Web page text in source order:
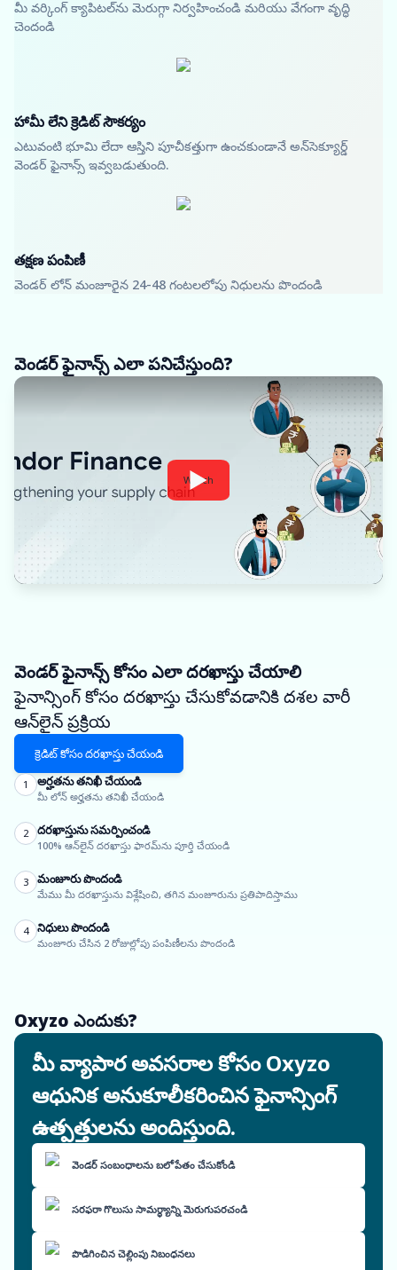
మీ వర్కింగ్ క్యాపిటల్‌ను మెరుగ్గా నిర్వహించండి మరియు వేగంగా వృద్ధి
చెందండి
హామీ లేని క్రెడిట్ సౌకర్యం
ఎటువంటి భూమి లేదా ఆస్తిని పూచీకత్తుగా ఉంచకుండానే అన్‌సెక్యూర్డ్
వెండర్ ఫైనాన్స్ ఇవ్వబడుతుంది.
తక్షణ పంపిణీ
వెండర్ లోన్ మంజూరైన 24-48 గంటలలోపు నిధులను పొందండి
వెండర్ ఫైనాన్స్ ఎలా పనిచేస్తుంది?
Watch
వెండర్ ఫైనాన్స్ కోసం ఎలా దరఖాస్తు చేయాలి
ఫైనాన్సింగ్ కోసం దరఖాస్తు చేసుకోవడానికి దశల వారీ
ఆన్‌లైన్ ప్రక్రియ
క్రెడిట్ కోసం దరఖాస్తు చేయండి
1 అర్హతను తనిఖీ చేయండి
మీ లోన్ అర్హతను తనిఖీ చేయండి
2 దరఖాస్తును సమర్పించండి
100% ఆన్‌లైన్ దరఖాస్తు ఫారమ్‌ను పూర్తి చేయండి
3 మంజూరు పొందండి
మేము మీ దరఖాస్తును విశ్లేషించి, తగిన మంజూరును ప్రతిపాదిస్తాము
4 నిధులు పొందండి
మంజూరు చేసిన 2 రోజుల్లోపు పంపిణీలను పొందండి
Oxyzo ఎందుకు?
మీ వ్యాపార అవసరాల కోసం Oxyzo
ఆధునిక అనుకూలీకరించిన ఫైనాన్సింగ్
ఉత్పత్తులను అందిస్తుంది.
వెండర్ సంబంధాలను బలోపేతం చేసుకోండి
సరఫరా గొలుసు సామర్థ్యాన్ని మెరుగుపరచండి
పొడిగించిన చెల్లింపు నిబంధనలు